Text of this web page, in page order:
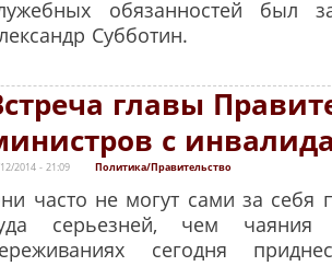
обязанностей был
Субботин.
главы
с
2014 - 21:09 Политика/Правительство
часто не могут сами за себя
серьезней, чем
сегодня